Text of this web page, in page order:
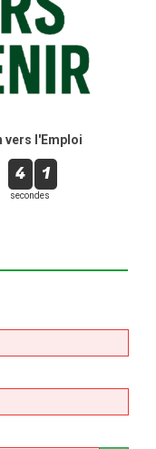
vers l'Emploi
4 0
secondes